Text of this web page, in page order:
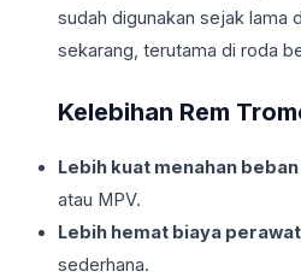
sudah digunakan sejak lama
sekarang, terutama di roda
Kelebihan Rem
Lebih kuat menahan
atau MPV.
Lebih hemat biaya
sederhana.